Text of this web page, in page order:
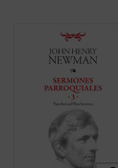
En este tercer volumen de la serie de los
Sermones parroquiales
se incluyen
veinticinco sermones predicados en la
iglesia de Saint Mary's en Oxford. El genio
humano y cristiano de Newman, que ya era
una autoridad no exenta de polémica en ...